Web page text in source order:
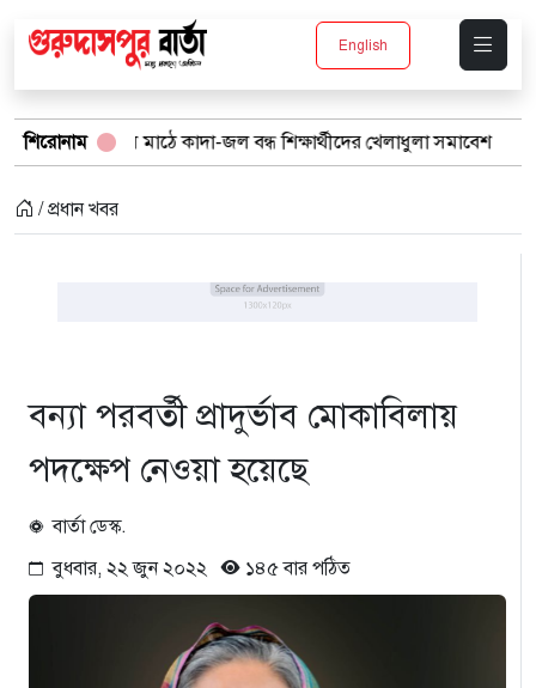
English
শিরোনাম
মাঠে কাদা-জল বন্ধ শিক্ষার্থীদের খেলাধুলা সমাবেশ বর্ষার
/ প্রধান খবর
বন্যা পরবর্তী প্রাদুর্ভাব মোকাবিলায়
পদক্ষেপ নেওয়া হয়েছে
বার্তা ডেস্ক.
বুধবার, ২২ জুন ২০২২
১৪৫ বার পঠিত